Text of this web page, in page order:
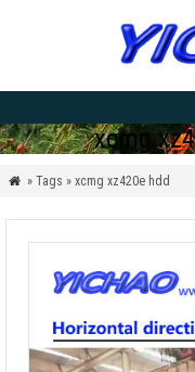
xcmg
 » Tags » xcmg xz420e hdd